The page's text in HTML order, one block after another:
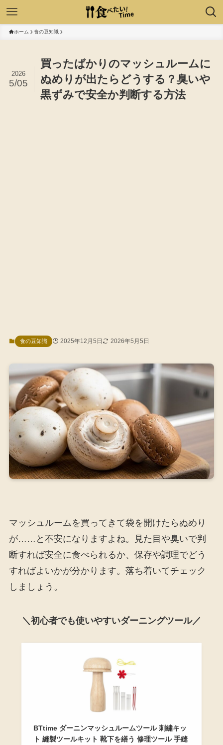
ホーム 食の豆知識
買ったばかりのマッシュルームに
ぬめりが出たらどうする？臭いや
黒ずみで安全か判断する方法
2026
5/05
食の豆知識 2025年12月5日 2026年5月5日
マッシュルームを買ってきて袋を開けたらぬめり
が……と不安になりますよね。見た目や臭いで判
断すれば安全に食べられるか、保存や調理でどう
すればよいかが分かります。落ち着いてチェック
しましょう。
＼初心者でも使いやすいダーニングツール／
BTtime ダーニンマッシュルームツール 刺繡キッ
ト 縫製ツールキット 靴下を繕う 修理ツール 手縫